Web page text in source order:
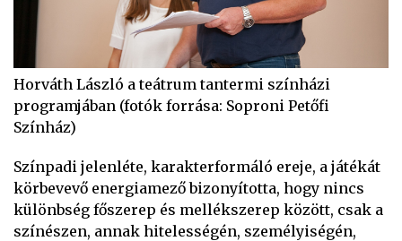
Horváth László a teátrum tantermi színházi
programjában (fotók forrása: Soproni Petőfi
Színház)
Színpadi jelenléte, karakterformáló ereje, a játékát
körbevevő energiamező bizonyította, hogy nincs
különbség főszerep és mellékszerep között, csak a
színészen, annak hitelességén, személyiségén,